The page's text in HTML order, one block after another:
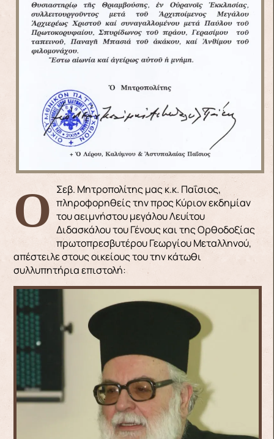
Ο Σεβ. Μητροπολίτης μας κ.κ. Παΐσιος, πληροφορηθείς την προς Κύριον εκδημίαν
του αειμνήστου μεγάλου Λευίτου
Διδασκάλου του Γένους και της Ορθοδοξίας
πρωτοπρεσβυτέρου Γεωργίου Μεταλληνού,
απέστειλε στους οικείους του την κάτωθι
συλλυπητήρια επιστολή: